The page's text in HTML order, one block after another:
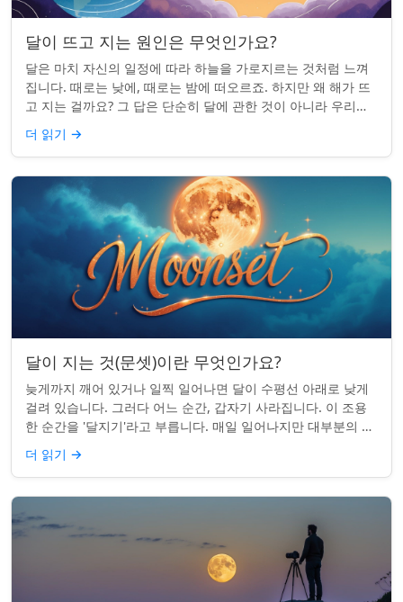
달이 뜨고 지는 원인은 무엇인가요?
달은 마치 자신의 일정에 따라 하늘을 가로지르는 것처럼 느껴
집니다. 때로는 낮에, 때로는 밤에 떠오르죠. 하지만 왜 해가 뜨
고 지는 걸까요? 그 답은 단순히 달에 관한 것이 아니라 우리에
관한 것입니다. 핵심 통찰:...
더 읽기 →
달이 지는 것(문셋)이란 무엇인가요?
늦게까지 깨어 있거나 일찍 일어나면 달이 수평선 아래로 낮게
걸려 있습니다. 그러다 어느 순간, 갑자기 사라집니다. 이 조용
한 순간을 '달지기'라고 부릅니다. 매일 일어나지만 대부분의 사
람들은 놓치곤 합니다. 핵심 ...
더 읽기 →